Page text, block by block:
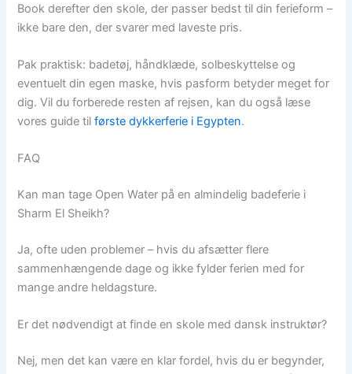
Book derefter den skole, der passer bedst til din ferieform –
ikke bare den, der svarer med laveste pris.
Pak praktisk: badetøj, håndklæde, solbeskyttelse og
eventuelt din egen maske, hvis pasform betyder meget for
dig. Vil du forberede resten af rejsen, kan du også læse
vores guide tilførste dykkerferie i Egypten.
FAQ
Kan man tage Open Water på en almindelig badeferie i
Sharm El Sheikh?
Ja, ofte uden problemer – hvis du afsætter flere
sammenhængende dage og ikke fylder ferien med for
mange andre heldagsture.
Er det nødvendigt at finde en skole med dansk instruktør?
Nej, men det kan være en klar fordel, hvis du er begynder,